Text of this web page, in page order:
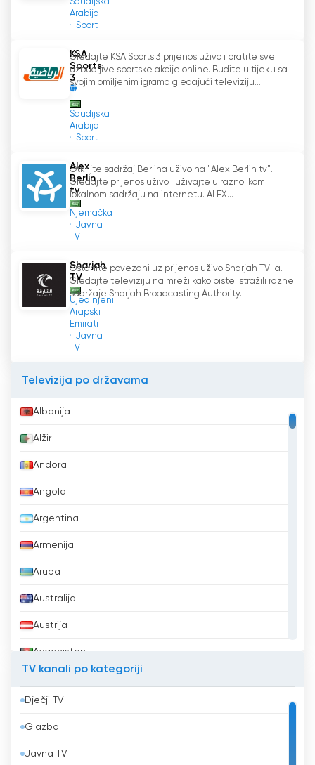
Arabija
Sport
KSA
Sports
3
Saudijska
Arabija
Sport
Gledajte KSA Sports 3 prijenos uživo i pratite sve
uzbudljive sportske akcije online. Budite u tijeku sa
svojim omiljenim igrama gledajući televiziju...
Alex
Berlin
tv
Njemačka
Javna
TV
Otkrijte sadržaj Berlina uživo na "Alex Berlin tv".
Gledajte prijenos uživo i uživajte u raznolikom
lokalnom sadržaju na internetu. ALEX...
Sharjah
TV
Ujedinjeni
Arapski
Emirati
Javna
TV
Ostanite povezani uz prijenos uživo Sharjah TV-a.
Gledajte televiziju na mreži kako biste istražili razne
sadržaje Sharjah Broadcasting Authority....
Televizija po državama
Albanija
Alžir
Andora
Angola
Argentina
Armenija
Aruba
Australija
Austrija
Avganistan
Bahrein
Bangladeš
Barbados
TV kanali po kategoriji
Dječji TV
Glazba
Javna TV